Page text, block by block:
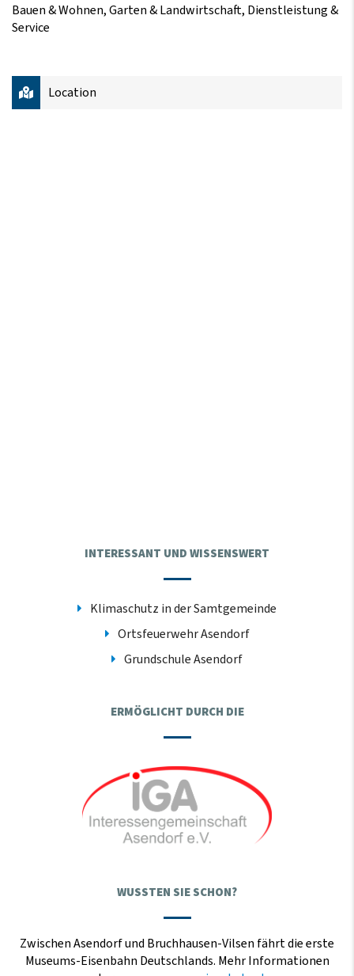
Bauen & Wohnen, Garten & Landwirtschaft, Dienstleistung &
Service
Location
INTERESSANT UND WISSENSWERT
Klimaschutz in der Samtgemeinde
Ortsfeuerwehr Asendorf
Grundschule Asendorf
ERMÖGLICHT DURCH DIE
WUSSTEN SIE SCHON?
Zwischen Asendorf und Bruchhausen-Vilsen fährt die erste
Museums-Eisenbahn Deutschlands. Mehr Informationen